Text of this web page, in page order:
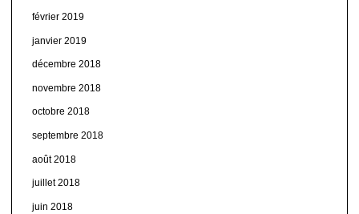
février 2019
janvier 2019
décembre 2018
novembre 2018
octobre 2018
septembre 2018
août 2018
juillet 2018
juin 2018